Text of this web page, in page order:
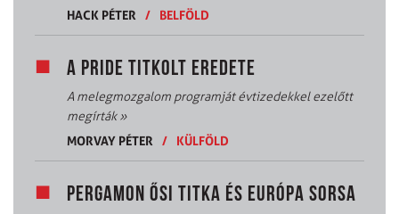
HACK PÉTER
/ BELFÖLD
A PRIDE TITKOLT EREDETE
A melegmozgalom programját évtizedekkel ezelőtt
megírták»
MORVAY PÉTER
/ KÜLFÖLD
PERGAMON ŐSI TITKA ÉS EURÓPA SORSA